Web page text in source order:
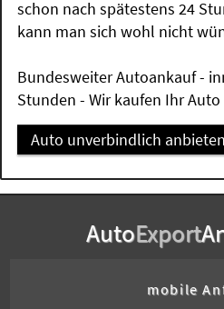
schon nach spätestens 24
kann man sich wohl nicht
Bundesweiter Autoankauf -
Stunden - Wir kaufen Ihr
Auto unverbindlich
AutoExport
mobile